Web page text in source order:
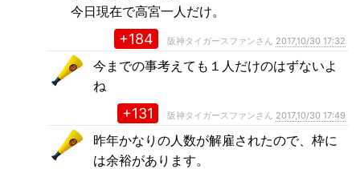
今日現在で高宮一人だけ。
+184 阪神タイガースファンさん 2017,10/30 17:32
今までの事考えても１人だけのはずないよ
ね
+131 阪神タイガースファンさん 2017,10/30 17:49
昨年かなりの人数が解雇されたので、枠に
は余裕があります。